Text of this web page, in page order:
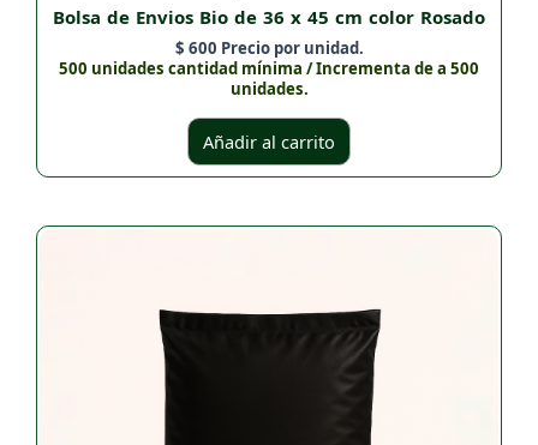
Bolsa de Envios Bio de 36 x 45 cm color Rosado
$ 600 Precio por unidad.
500 unidades cantidad mínima / Incrementa de a 500
unidades.
Añadir al carrito